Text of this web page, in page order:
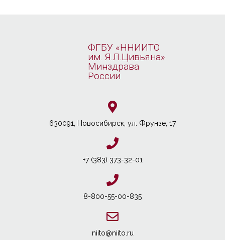
ФГБУ «ННИИТО
им. Я.Л.Цивьяна»
Минздрава
России
630091, Новосибирcк, ул. Фрунзе, 17
+7 (383) 373-32-01
8-800-55-00-835
niito@niito.ru